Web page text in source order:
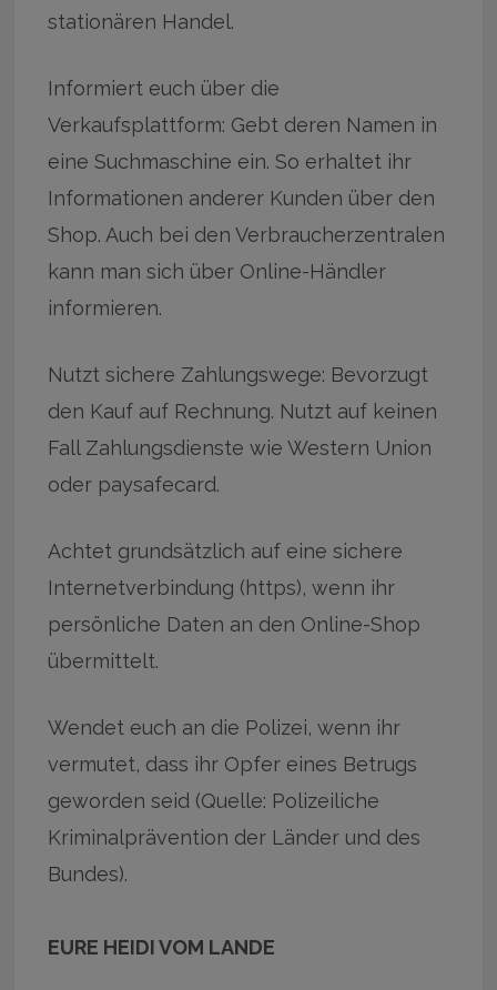
stationären Handel.
Informiert euch über die
Verkaufsplattform: Gebt deren Namen in
eine Suchmaschine ein. So erhaltet ihr
Informationen anderer Kunden über den
Shop. Auch bei den Verbraucherzentralen
kann man sich über Online-Händler
informieren.
Nutzt sichere Zahlungswege: Bevorzugt
den Kauf auf Rechnung. Nutzt auf keinen
Fall Zahlungsdienste wie Western Union
oder paysafecard.
Achtet grundsätzlich auf eine sichere
Internetverbindung (https), wenn ihr
persönliche Daten an den Online-Shop
übermittelt.
Wendet euch an die Polizei, wenn ihr
vermutet, dass ihr Opfer eines Betrugs
geworden seid (Quelle: Polizeiliche
Kriminalprävention der Länder und des
Bundes).
EURE HEIDI VOM LANDE